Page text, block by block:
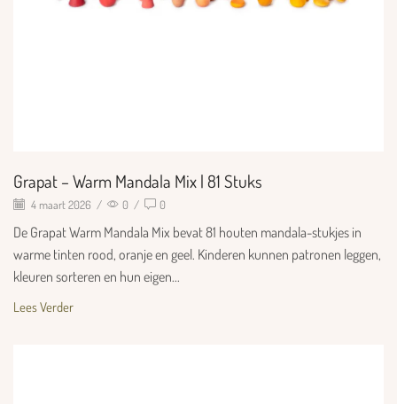
Grapat – Warm Mandala Mix | 81 Stuks
4 maart 2026 / 0 / 0
De Grapat Warm Mandala Mix bevat 81 houten mandala-stukjes in
warme tinten rood, oranje en geel. Kinderen kunnen patronen leggen,
kleuren sorteren en hun eigen...
Lees Verder